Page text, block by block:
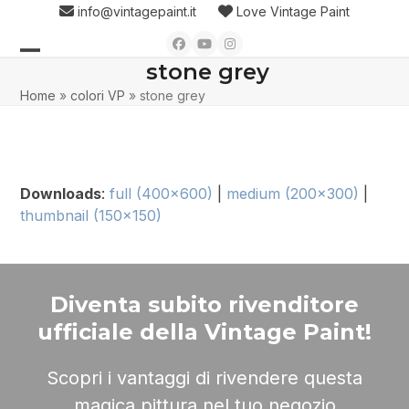
content
info@vintagepaint.it Love Vintage Paint
Facebook
YouTubeInstagram
mobile
mobile
stone grey
Home »colori VP »stone grey
Downloads:full (400x600) medium (200x300)
thumbnail (150x150)
Diventa subito rivenditore
ufficiale della Vintage Paint!
Scopri i vantaggi di rivendere questa